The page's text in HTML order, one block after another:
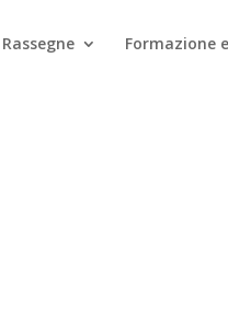
Rassegne Formazione